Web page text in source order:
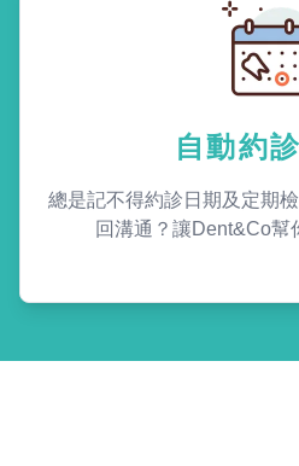
自動約
總是記不得約診日期及定期
回溝通？讓Dent&Co幫